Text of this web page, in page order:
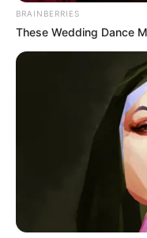
BRAINBERRIES
These Wedding Dance